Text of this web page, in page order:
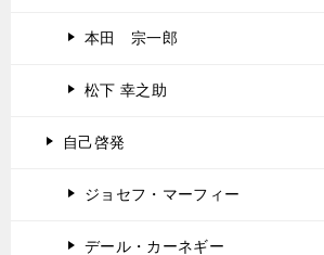
本田 宗一郎
松下 幸之助
自己啓発
ジョセフ・マーフィー
デール・カーネギー